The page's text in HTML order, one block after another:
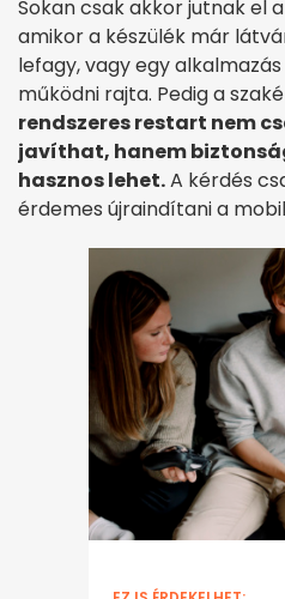
Sokan csak akkor jutnak el a
amikor a készülék már
lefagy, vagy egy
működni rajta. Pedig a
rendszeres restart nem
javíthat, hanem
hasznos lehet.A kérdés
érdemes újraindítani a